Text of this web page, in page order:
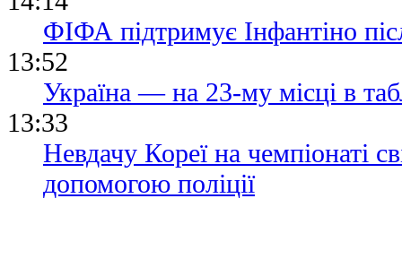
ФІФА підтримує Інфантіно
13:52
Україна — на 23-му місці в
13:33
Невдачу Кореї на чемпіонаті
допомогою поліції